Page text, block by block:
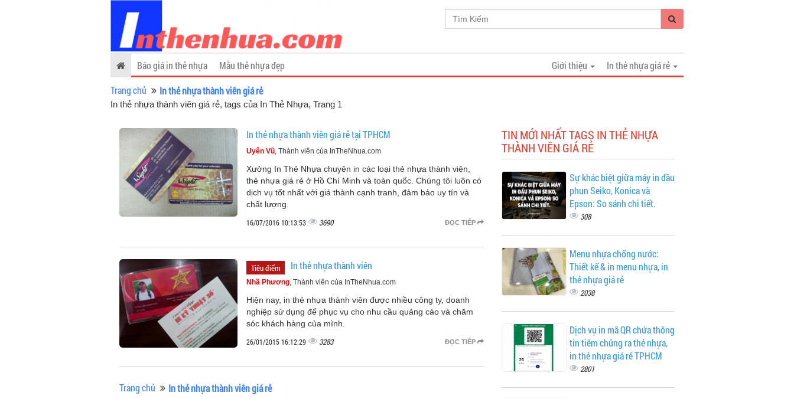
In thẻ nhựa giá rẻ
Báo giá in thẻ nhựa Mẫu thẻ nhựa đẹp
Giới thiệu
Trang chủ
In thẻ nhựa thành viên giá rẻ
In thẻ nhựa thành viên giá rẻ, tags của In Thẻ Nhựa, Trang 1
In thẻ nhựa thành viên giá rẻ tại TPHCM
Uyên Vũ, Thành viên của InTheNhua.com
Xưởng In Thẻ Nhựa chuyên in các loại thẻ nhựa thành viên,
thẻ nhựa giá rẻ ở Hồ Chí Minh và toàn quốc. Chúng tôi luôn có
dịch vụ tốt nhất với giá thành cạnh tranh, đảm bảo uy tín và
chất lượng.
ĐỌC TIẾP
16/07/2016 10:13:53 3690
Tiêu điểm In thẻ nhựa thành viên
Nhã Phương, Thành viên của InTheNhua.com
Hiện nay, in thẻ nhựa thành viên được nhiều công ty, doanh
nghiệp sử dụng để phục vụ cho nhu cầu quảng cáo và chăm
sóc khách hàng của mình.
ĐỌC TIẾP
26/01/2015 16:12:29 3283
Trang chủ In thẻ nhựa thành viên giá rẻ
TIN MỚI NHẤT TAGS IN THẺ NHỰA
THÀNH VIÊN GIÁ RẺ
Sự khác biệt giữa máy in đầu
phun Seiko, Konica và
Epson: So sánh chi tiết.
308
Menu nhựa chống nước:
Thiết kế & in menu nhựa, in
thẻ nhựa giá rẻ
2038
Dịch vụ in mã QR chứa thông
tin tiêm chủng ra thẻ nhựa,
in thẻ nhựa giá rẻ TPHCM
2801